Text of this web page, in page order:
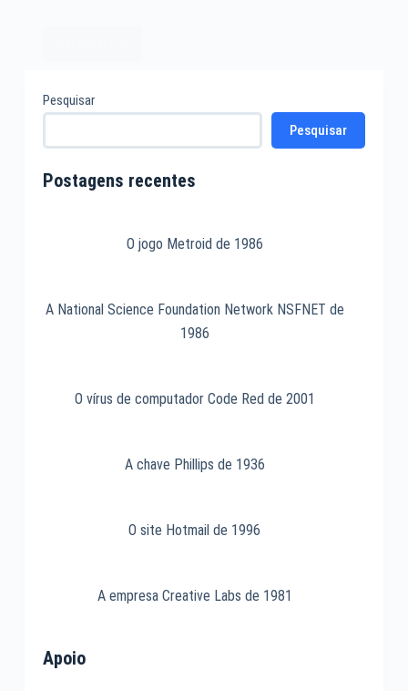
Window
System
Pesquisar
Pesquisar
Postagens recentes
O jogo Metroid de 1986
A National Science Foundation Network NSFNET de
1986
O vírus de computador Code Red de 2001
A chave Phillips de 1936
O site Hotmail de 1996
A empresa Creative Labs de 1981
Apoio